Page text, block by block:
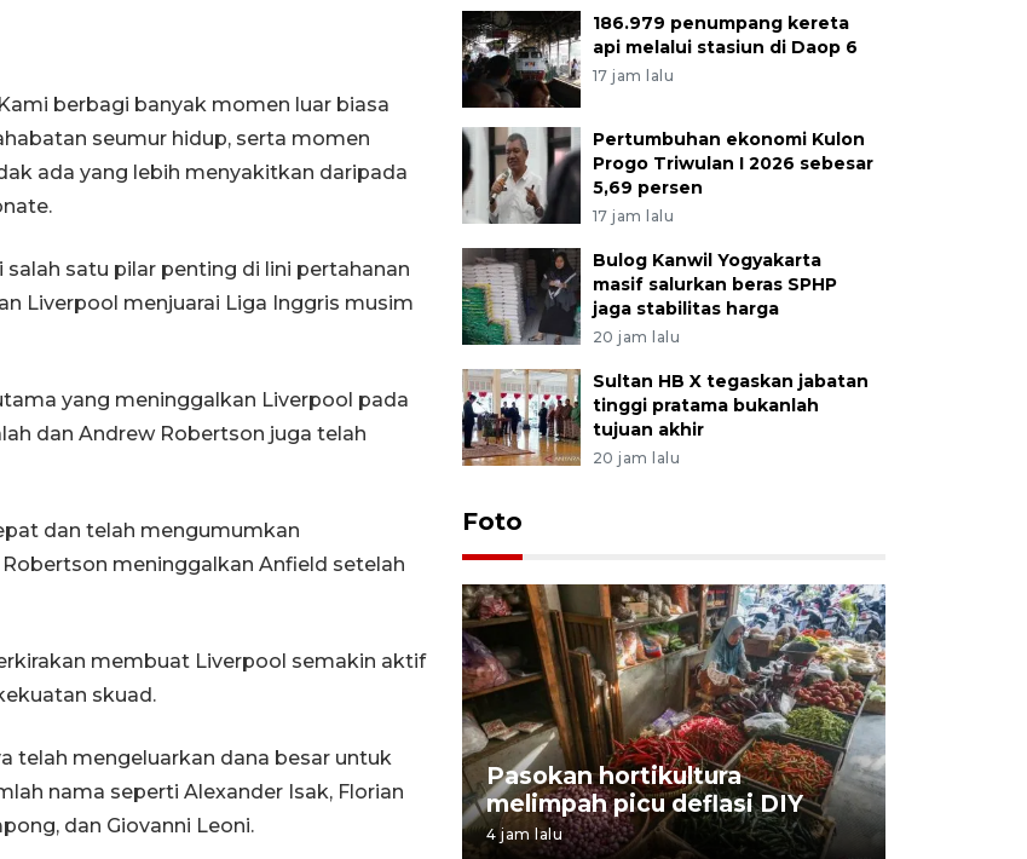
berbagi banyak momen luar biasa
seumur hidup, serta momen
ada yang lebih menyakitkan daripada
satu pilar penting di lini pertahanan
Liverpool menjuarai Liga Inggris musim
yang meninggalkan Liverpool pada
dan Andrew Robertson juga telah
dan telah mengumumkan
meninggalkan Anfield setelah
membuat Liverpool semakin aktif
skuad.
telah mengeluarkan dana besar untuk
nama seperti Alexander Isak, Florian
dan Giovanni Leoni.
186.979 penumpang kereta
api melalui stasiun di Daop 6
17 jam lalu
Pertumbuhan ekonomi Kulon
Progo Triwulan I 2026 sebesar
5,69 persen
17 jam lalu
Bulog Kanwil Yogyakarta
masif salurkan beras SPHP
jaga stabilitas harga
20 jam lalu
Sultan HB X tegaskan jabatan
tinggi pratama bukanlah
tujuan akhir
20 jam lalu
Foto
Bantul Creative Expo 2026
02 August 2026 0:49 WIB
Pasokan hortikultura
melimpah picu deflasi DIY
4 jam lalu